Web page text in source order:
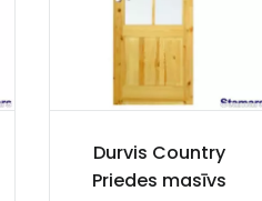
Durvis Country
Priedes masīvs